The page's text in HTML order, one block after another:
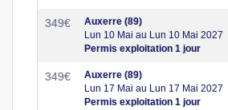
349€
Auxerre (89)
Lun 10 Mai au Lun 10 Mai 2027
Permis exploitation 1 jour
349€
Auxerre (89)
Lun 17 Mai au Lun 17 Mai 2027
Permis exploitation 1 jour